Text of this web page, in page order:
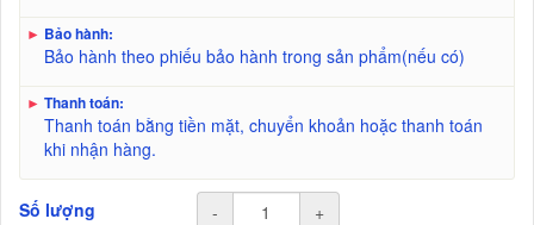
► Bảo hành:
Bảo hành theo phiếu bảo hành trong sản phẩm(nếu có)
► Thanh toán:
Thanh toán bằng tiền mặt, chuyển khoản hoặc thanh toán
khi nhận hàng.
Số lượng - +